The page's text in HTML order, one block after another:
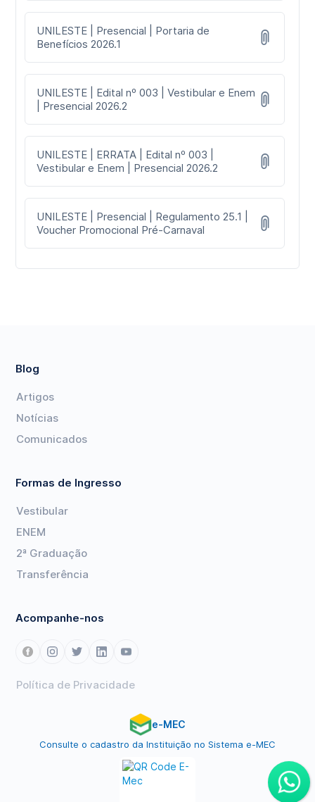
UNILESTE | Presencial | Portaria de
Benefícios 2026.1
UNILESTE | Edital nº 003 | Vestibular e Enem
| Presencial 2026.2
UNILESTE | ERRATA | Edital nº 003 |
Vestibular e Enem | Presencial 2026.2
UNILESTE | Presencial | Regulamento 25.1 |
Voucher Promocional Pré-Carnaval
Blog
Artigos
Notícias
Comunicados
Formas de Ingresso
Vestibular
ENEM
2ª Graduação
Transferência
Acompanhe-nos
Política de Privacidade
e-MEC
Consulte o cadastro da Instituição no Sistema e-MEC